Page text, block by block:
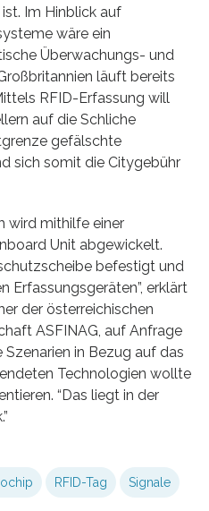
Im Hinblick auf
wäre ein
Überwachungs- und
läuft bereits
RFID-Erfassung will
auf die Schliche
gefälschte
sich somit die Citygebühr
wird mithilfe einer
Unit abgewickelt.
befestigt und
Erfassungsgeräten”, erklärt
der österreichischen
ASFINAG, auf Anfrage
in Bezug auf das
Technologien wollte
“Das liegt in der
RFID-Tag Signale